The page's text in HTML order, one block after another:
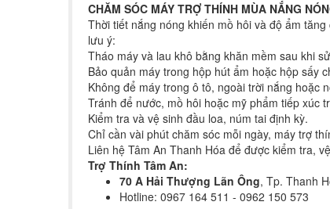
CHĂM SÓC MÁY TRỢ THÍNH MÙA NẮNG
Thời tiết nắng nóng khiến mồ hôi và độ ẩm
lưu ý:
Tháo máy và lau khô bằng khăn mềm sau khi
Bảo quản máy trong hộp hút ẩm hoặc hộp sấy
Không để máy trong ô tô, ngoài trời nắng hoặc
Tránh để nước, mồ hôi hoặc mỹ phẩm tiếp xúc
Kiểm tra và vệ sinh đầu loa, núm tai định kỳ.
Chỉ cần vài phút chăm sóc mỗi ngày, máy trợ
Liên hệ Tâm An Thanh Hóa để được kiểm tra,
Trợ Thính Tâm An:
70 A Hải Thượng Lãn Ông, Tp. Thanh
Hotline: 0967 164 511 - 0962 150 573